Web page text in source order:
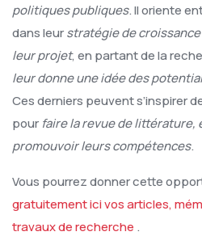
politiques publiques. Il oriente
dans leurstratégie de
leur projet, en partant de la
leur donne une idée des
Ces derniers peuvent s’inspirer
pour faire la revue de littérature,
promouvoir leurs compétences.
Vous pourrez donner cette
gratuitement ici vos articles,
travaux de recherche .